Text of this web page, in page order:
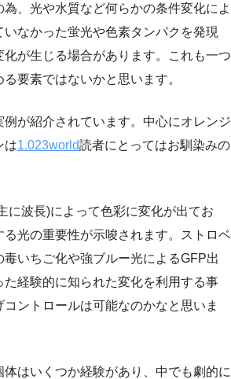
、光や水質など何らかの条件変化によ
いなかった蛍光や色素タンパクを発現
化が生じる場合があります。これも一つ
要素ではないかと思います。
が紹介されています。中心にオレンジ
は1.023world読者にとってはお馴染みの
に波長)によって色彩に変化が出てお
る光の重要性が示唆されます。ストロベ
毒いちご化や強ブルー光によるGFP出
経験的に知られた変化を利用する事
ントロールは可能なのかなと思いま
はいくつか経験があり、中でも劇的に